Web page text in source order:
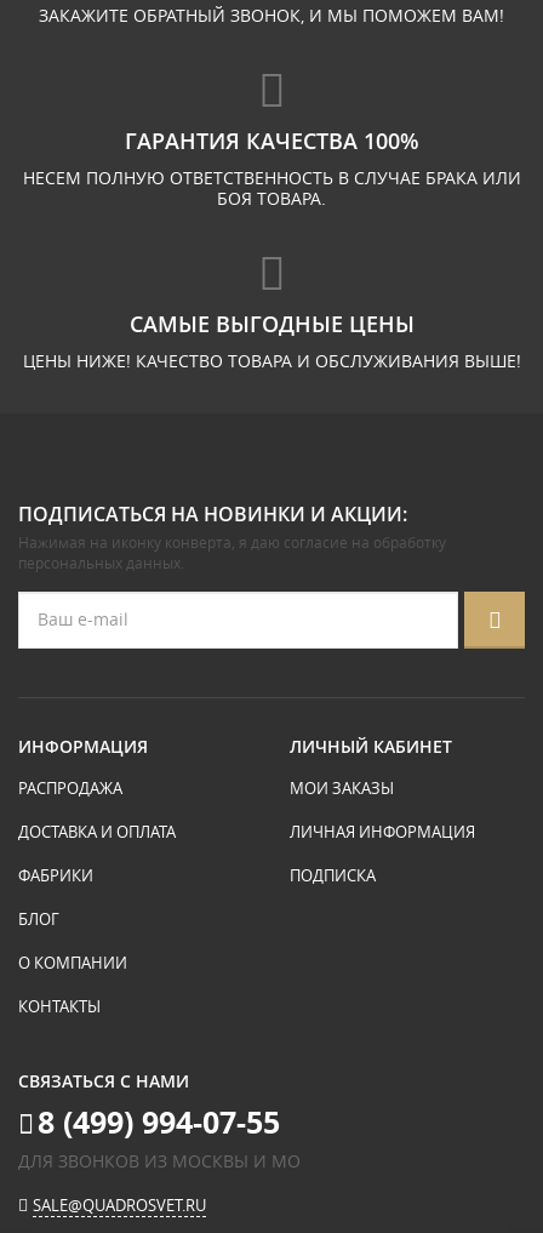
ЗАКАЖИТЕ ОБРАТНЫЙ ЗВОНОК, И МЫ ПОМОЖЕМ ВАМ!
ГАРАНТИЯ КАЧЕСТВА 100%
НЕСЕМ ПОЛНУЮ ОТВЕТСТВЕННОСТЬ В СЛУЧАЕ БРАКА ИЛИ
БОЯ ТОВАРА.
САМЫЕ ВЫГОДНЫЕ ЦЕНЫ
ЦЕНЫ НИЖЕ! КАЧЕСТВО ТОВАРА И ОБСЛУЖИВАНИЯ ВЫШЕ!
ПОДПИСАТЬСЯ НА НОВИНКИ И АКЦИИ:
Нажимая на иконку конверта, я даю согласие на обработку
персональных данных.
ИНФОРМАЦИЯ
РАСПРОДАЖА
ДОСТАВКА И ОПЛАТА
ФАБРИКИ
БЛОГ
О КОМПАНИИ
КОНТАКТЫ
ЛИЧНЫЙ КАБИНЕТ
МОИ ЗАКАЗЫ
ЛИЧНАЯ ИНФОРМАЦИЯ
ПОДПИСКА
СВЯЗАТЬСЯ С НАМИ
8 (499) 994-07-55
ДЛЯ ЗВОНКОВ ИЗ МОСКВЫ И МО
SALE@QUADROSVET.RU